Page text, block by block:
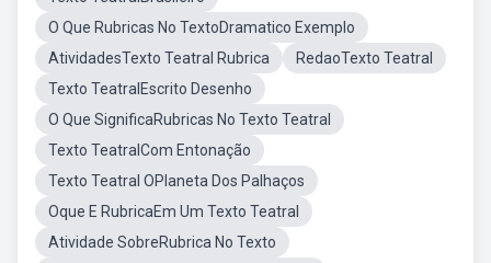
O Que Rubricas No TextoDramatico Exemplo
AtividadesTexto Teatral Rubrica
RedaoTexto Teatral
Texto TeatralEscrito Desenho
O Que SignificaRubricas No Texto Teatral
Texto TeatralCom Entonação
Texto Teatral OPlaneta Dos Palhaços
Oque E RubricaEm Um Texto Teatral
Atividade SobreRubrica No Texto